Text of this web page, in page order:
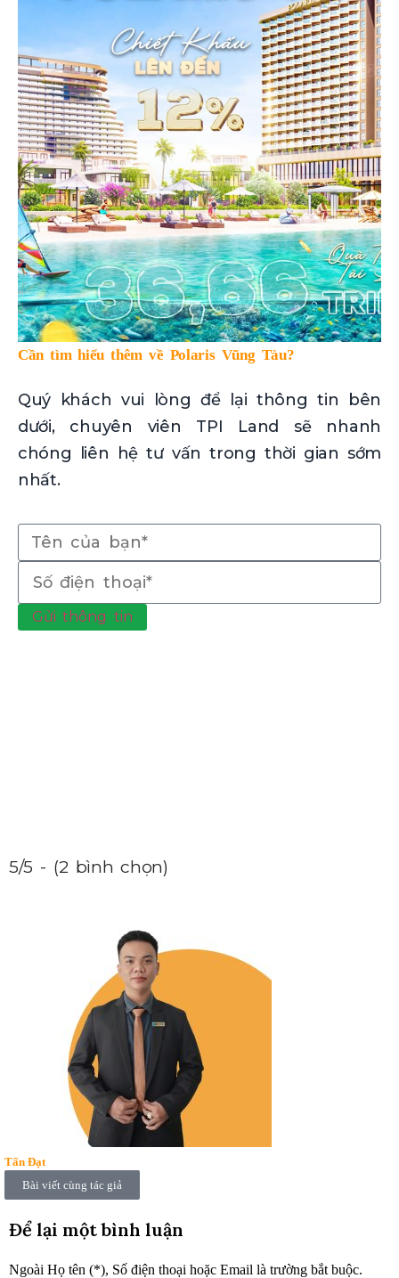
Cần tìm hiểu thêm về Polaris Vũng Tàu?
Quý khách vui lòng để lại thông tin bên
dưới, chuyên viên TPI Land sẽ nhanh
chóng liên hệ tư vấn trong thời gian sớm
nhất.
Gửi thông tin
5/5 - (2 bình chọn)
Tấn Đạt
Bài viết cùng tác giả
Để lại một bình luận
Ngoài Họ tên (*), Số điện thoại hoặc Email là trường bắt buộc.